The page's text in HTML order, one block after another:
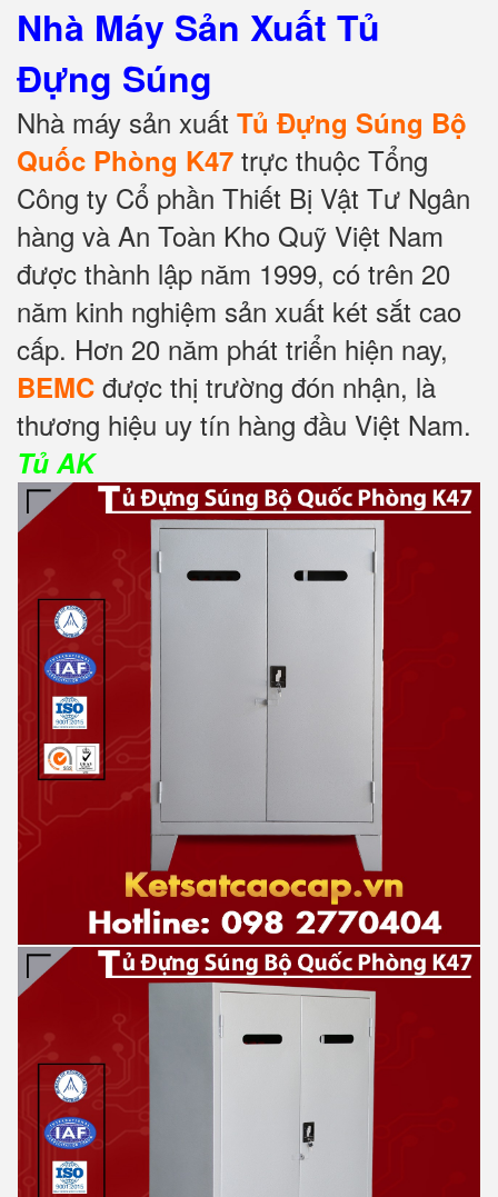
Nhà Máy Sản Xuất Tủ
Đựng Súng
Nhà máy sản xuất Tủ Đựng Súng Bộ
Quốc Phòng K47 trực thuộc Tổng
Công ty Cổ phần Thiết Bị Vật Tư Ngân
hàng và An Toàn Kho Quỹ Việt Nam
được thành lập năm 1999, có trên 20
năm kinh nghiệm sản xuất két sắt cao
cấp. Hơn 20 năm phát triển hiện nay,
BEMC được thị trường đón nhận, là
thương hiệu uy tín hàng đầu Việt Nam.
Tủ AK